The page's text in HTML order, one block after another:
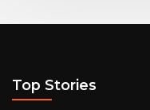
Top Stories